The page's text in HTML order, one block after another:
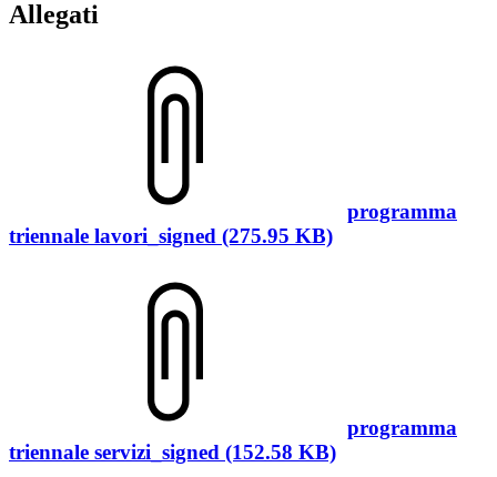
Allegati
programma
triennale lavori_signed (275.95 KB)
programma
triennale servizi_signed (152.58 KB)